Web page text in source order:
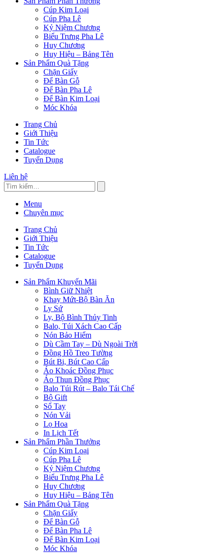
Cúp Kim Loại
Cúp Pha Lê
Kỷ Niệm Chương
Biểu Trưng Pha Lê
Huy Chương
Huy Hiệu – Bảng Tên
Sản Phẩm Quà Tặng
Chặn Giấy
Để Bàn Gỗ
Để Bàn Pha Lê
Để Bàn Kim Loại
Móc Khóa
Trang Chủ
Giới Thiệu
Tin Tức
Catalogue
Tuyển Dụng
Liên hệ
Menu
Chuyên mục
Trang Chủ
Giới Thiệu
Tin Tức
Catalogue
Tuyển Dụng
Sản Phẩm Khuyến Mãi
Bình Giữ Nhiệt
Khay Mứt-Bộ Bàn Ăn
Ly Sứ
Ly, Bộ Bình Thủy Tinh
Balo, Túi Xách Cao Cấp
Nón Bảo Hiểm
Dù Cầm Tay – Dù Ngoài Trời
Đồng Hồ Treo Tường
Bút Bi, Bút Cao Cấp
Áo Khoác Đồng Phục
Áo Thun Đồng Phục
Balo Túi Rút – Balo Tái Chế
Bộ Gift
Sổ Tay
Nón Vải
Lọ Hoa
In Lịch Tết
Sản Phẩm Phần Thưởng
Cúp Kim Loại
Cúp Pha Lê
Kỷ Niệm Chương
Biểu Trưng Pha Lê
Huy Chương
Huy Hiệu – Bảng Tên
Sản Phẩm Quà Tặng
Chặn Giấy
Để Bàn Gỗ
Để Bàn Pha Lê
Để Bàn Kim Loại
Móc Khóa